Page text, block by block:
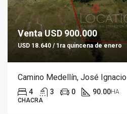
Venta USD 900.000
USD 18.640 / 1ra quincena de enero
Camino Medellín, José Ignacio
4 3 0 90.00HA
CHACRA